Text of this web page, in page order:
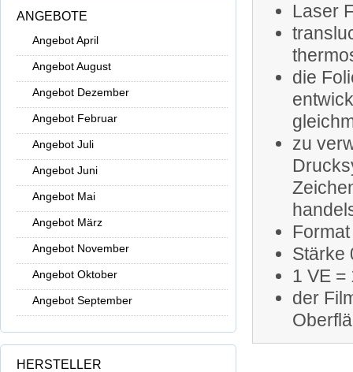
ANGEBOTE
Angebot April
Angebot August
Angebot Dezember
Angebot Februar
Angebot Juli
Angebot Juni
Angebot Mai
Angebot März
Angebot November
Angebot Oktober
Angebot September
HERSTELLER
Laser
die
zu
Stärke
1 VE =
der